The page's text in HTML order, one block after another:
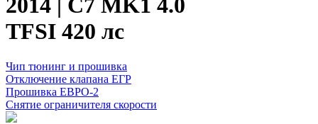
2014 | C7 MK1 4.0
TFSI 420 лс
Чип тюнинг и прошивка
Отключение клапана ЕГР
Прошивка ЕВРО-2
Снятие ограничителя скорости